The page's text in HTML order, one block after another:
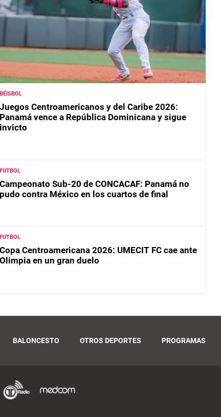
BÉISBOL
Juegos Centroamericanos y del Caribe 2026:
Panamá vence a República Dominicana y sigue
invicto
FUTBOL
Campeonato Sub-20 de CONCACAF: Panamá no
pudo contra México en los cuartos de final
FUTBOL
Copa Centroamericana 2026: UMECIT FC cae ante
Olimpia en un gran duelo
BALONCESTO OTROS DEPORTES PROGRAMAS